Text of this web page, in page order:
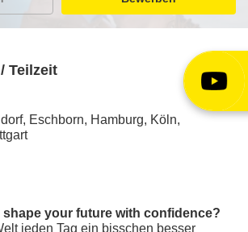
Teilzeit
Eschborn, Hamburg, Köln,
shape your future with confidence?
jeden Tag ein bisschen besser